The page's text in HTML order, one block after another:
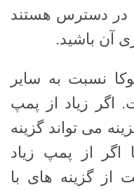
در دسترس هستند
آن باشید.
نسبت به سایر
زیاد از پمپ
می تواند گزینه
اگر از پمپ زیاد
از گزینه های با